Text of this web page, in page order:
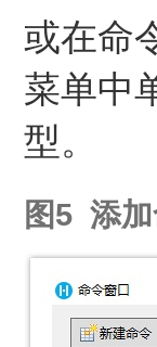
或在命
菜单中
型。
图5 添